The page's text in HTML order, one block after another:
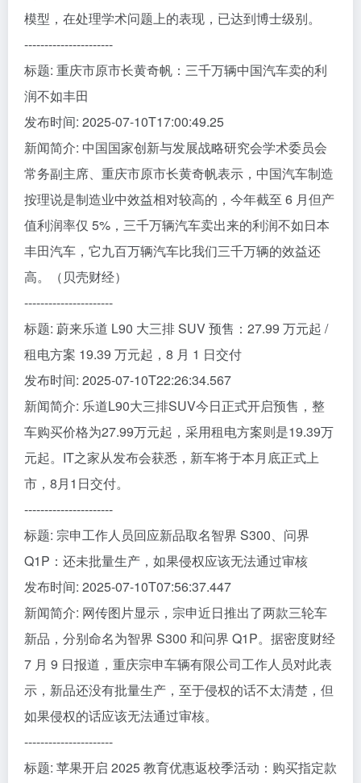
模型，在处理学术问题上的表现，已达到博士级别。
----------------------
标题: 重庆市原市长黄奇帆：三千万辆中国汽车卖的利
润不如丰田
发布时间: 2025-07-10T17:00:49.25
新闻简介: 中国国家创新与发展战略研究会学术委员会
常务副主席、重庆市原市长黄奇帆表示，中国汽车制造
按理说是制造业中效益相对较高的，今年截至 6 月但产
值利润率仅 5%，三千万辆汽车卖出来的利润不如日本
丰田汽车，它九百万辆汽车比我们三千万辆的效益还
高。（贝壳财经）
----------------------
标题: 蔚来乐道 L90 大三排 SUV 预售：27.99 万元起 /
租电方案 19.39 万元起，8 月 1 日交付
发布时间: 2025-07-10T22:26:34.567
新闻简介: 乐道L90大三排SUV今日正式开启预售，整
车购买价格为27.99万元起，采用租电方案则是19.39万
元起。IT之家从发布会获悉，新车将于本月底正式上
市，8月1日交付。
----------------------
标题: 宗申工作人员回应新品取名智界 S300、问界
Q1P：还未批量生产，如果侵权应该无法通过审核
发布时间: 2025-07-10T07:56:37.447
新闻简介: 网传图片显示，宗申近日推出了两款三轮车
新品，分别命名为智界 S300 和问界 Q1P。据密度财经
7 月 9 日报道，重庆宗申车辆有限公司工作人员对此表
示，新品还没有批量生产，至于侵权的话不太清楚，但
如果侵权的话应该无法通过审核。
----------------------
标题: 苹果开启 2025 教育优惠返校季活动：购买指定款